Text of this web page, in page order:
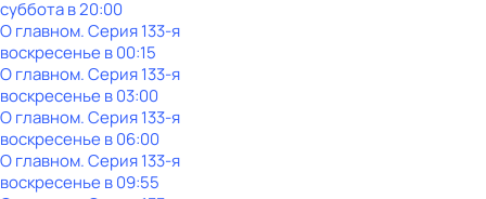
субботав20:00
О главном. Серия 133-я
воскресенье в00:15
О главном. Серия 133-я
воскресенье в03:00
О главном. Серия 133-я
воскресенье в06:00
О главном. Серия 133-я
воскресенье в09:55